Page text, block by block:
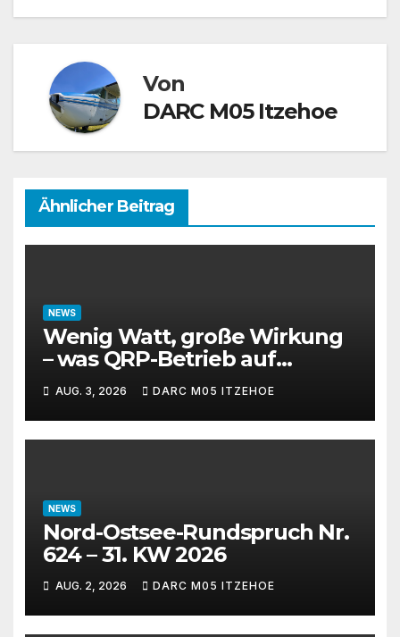
Von
DARC M05 Itzehoe
Ähnlicher Beitrag
NEWS
Wenig Watt, große Wirkung
– was QRP-Betrieb auf
Kurzwelle wirklich kann
AUG. 3, 2026 DARC M05 ITZEHOE
NEWS
Nord-Ostsee-Rundspruch Nr.
624 – 31. KW 2026
AUG. 2, 2026 DARC M05 ITZEHOE